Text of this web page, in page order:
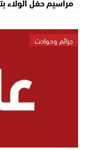
جرائم وحوادث